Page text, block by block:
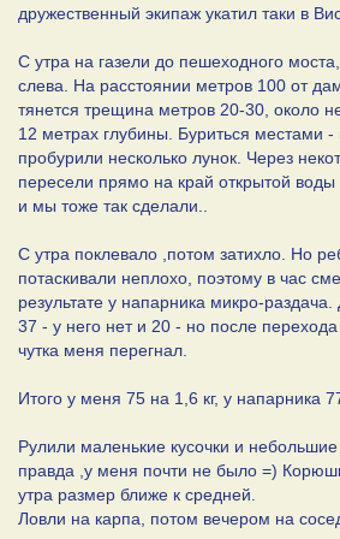
дружественный экипаж укатил таки в
С утра на газели до пешеходного
слева. На расстоянии метров 100 от
тянется трещина метров 20-30, около
12 метрах глубины. Буриться местами -
пробурили несколько лунок. Через
пересели прямо на край открытой
и мы тоже так сделали..
С утра поклевало ,потом затихло. Но
потаскивали неплохо, поэтому в час
результате у напарника микро-
37 - у него нет и 20 - но после
чутка меня перегнал.
Итого у меня 75 на 1,6 кг, у напарника
Рулили маленькие кусочки и
правда ,у меня почти не было =)
утра размер ближе к средней.
Ловли на карпа, потом вечером на